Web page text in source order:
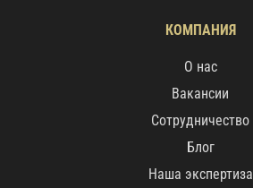
КОМПАНИЯ
О нас
Вакансии
Сотрудничество
Блог
Наша экспертиза